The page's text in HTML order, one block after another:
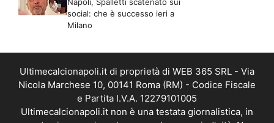
social: che è successo ieri a
Milano
Ultimecalcionapoli.it di proprietà di WEB 365 SRL - Via
Nicola Marchese 10, 00141 Roma (RM) - Codice Fiscale
e Partita I.V.A. 12279101005
Ultimecalcionapoli.it non è una testata giornalistica, in